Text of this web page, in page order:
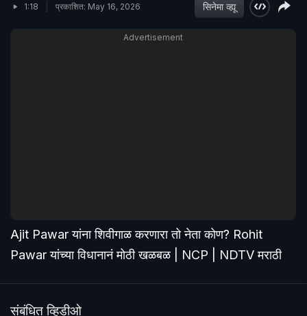
1:18 प्रकाशित: May 16, 2026 सिनेमा व्ह्यू
Advertisement
Ajit Pawar यांना शिवीगाळ करणारा तो नेता कोण? Rohit
Pawar यांच्या विधानानं मोठी खळबळ | NCP | NDTV मराठी
संबंधित व्हिडीओ